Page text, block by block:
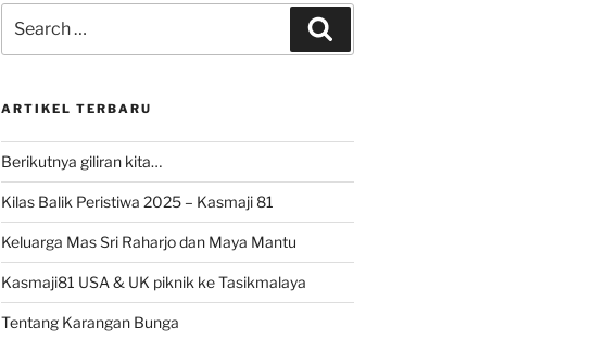
for:
ARTIKEL TERBARU
Berikutnya giliran kita…
Kilas Balik Peristiwa 2025 – Kasmaji 81
Keluarga Mas Sri Raharjo dan Maya Mantu
Kasmaji81 USA & UK piknik ke Tasikmalaya
Tentang Karangan Bunga